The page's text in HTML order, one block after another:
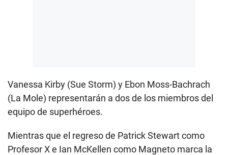
Vanessa Kirby (Sue Storm) y Ebon Moss-Bachrach
(La Mole) representarán a dos de los miembros del
equipo de superhéroes.
Mientras que el regreso de Patrick Stewart como
Profesor X e Ian McKellen como Magneto marca la